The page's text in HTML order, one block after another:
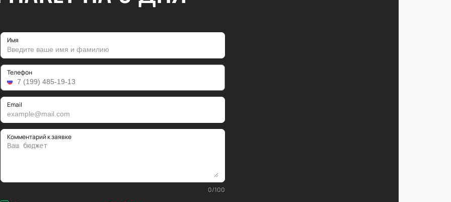
Имя
Телефон
Email
Комментарий к заявке
0/100